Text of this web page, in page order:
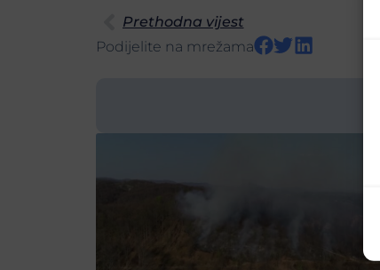
Prethodna vijest
Podijelite na mrežama